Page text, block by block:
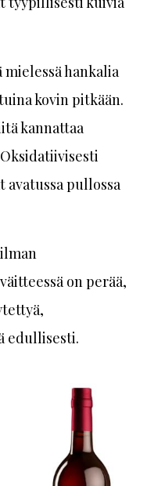
mielessä hankalia
kovin pitkään.
kannattaa
avatussa pullossa
on perää,
edullisesti.